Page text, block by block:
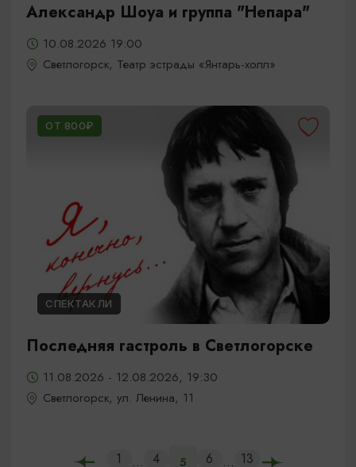
Александр Шоуа и группа "Непара"
10.08.2026 19:00
Светлогорск, Театр эстрады «Янтарь-холл»
ОТ 800₽
СПЕКТАКЛИ
Последняя гастроль в Светлогорске
11.08.2026 - 12.08.2026, 19:30
Светлогорск, ул. Ленина, 11
1 ... 4 5 6 ... 13